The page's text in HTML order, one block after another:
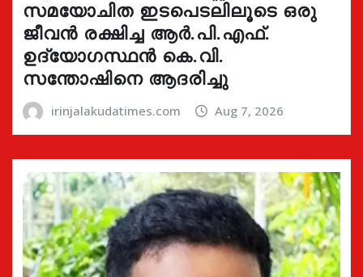
സമയോചിത ഇടപെടലിലൂടെ ഒരു
ജീവൻ രക്ഷിച്ച ആർ.പി.എഫ്.
ഉദ്യോഗസ്ഥൻ കെ.വി.
സന്തോഷിനെ ആദരിച്ചു
irinjalakudatimes.com Aug 7, 2026